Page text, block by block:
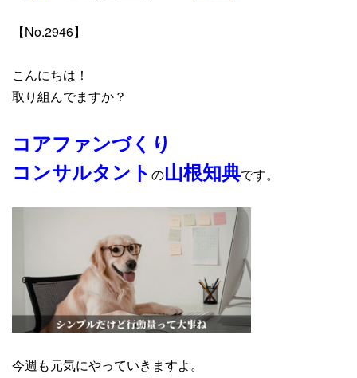
【No.2946】
こんにちは！
取り組んでますか？
コアファンづくり
コンサルタント の山根知典です。
今週も元気にやっていきますよ。